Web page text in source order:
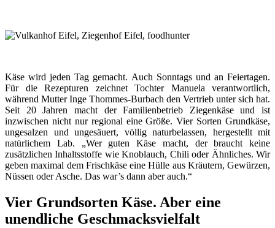
Käse wird jeden Tag gemacht. Auch Sonntags und an Feiertagen.
Für die Rezepturen zeichnet Tochter Manuela verantwortlich,
während Mutter Inge Thommes-Burbach den Vertrieb unter sich hat.
Seit 20 Jahren macht der Familienbetrieb Ziegenkäse und ist
inzwischen nicht nur regional eine Größe. Vier Sorten Grundkäse,
ungesalzen und ungesäuert, völlig naturbelassen, hergestellt mit
natürlichem Lab. „Wer guten Käse macht, der braucht keine
zusätzlichen Inhaltsstoffe wie Knoblauch, Chili oder Ähnliches. Wir
geben maximal dem Frischkäse eine Hülle aus Kräutern, Gewürzen,
Nüssen oder Asche. Das war’s dann aber auch.“
Vier Grundsorten Käse. Aber eine
unendliche Geschmacksvielfalt